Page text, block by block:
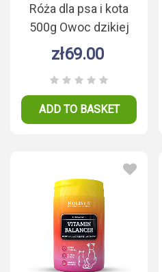
Róża dla psa i kota
500g Owoc dzikiej
róży
zł69.00
ADD TO BASKET